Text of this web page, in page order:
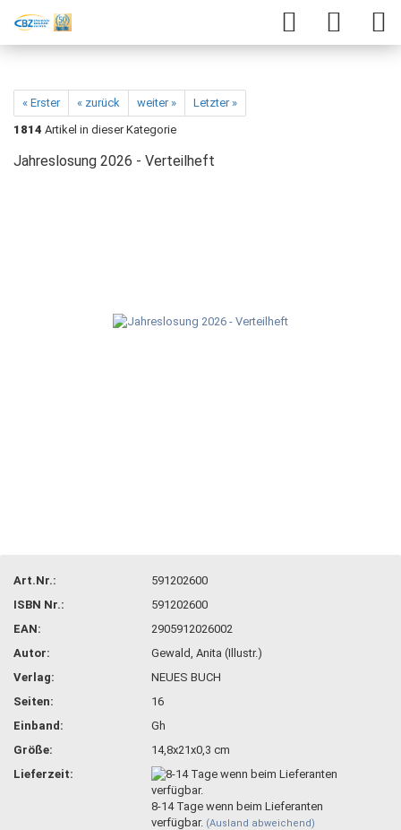
« Erster « zurück weiter »
Letzter »
1814 Artikel in dieser Kategorie
Jahreslosung 2026 - Verteilheft
Art.Nr.:
591202600
ISBN Nr.:
591202600
EAN:
2905912026002
Autor:
Gewald, Anita (Illustr.)
Verlag:
NEUES BUCH
Seiten:
16
Einband:
Gh
Größe:
14,8x21x0,3 cm
Lieferzeit:
8-14 Tage wenn beim Lieferanten
verfügbar. (Ausland abweichend)